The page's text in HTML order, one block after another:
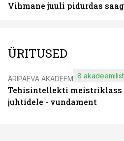
Vihmane juuli pidurdas
ÜRITUSED
ÄRIPÄEVA AKADEEMIA
Tehisintellekti meistriklass
juhtidele - vundament
8